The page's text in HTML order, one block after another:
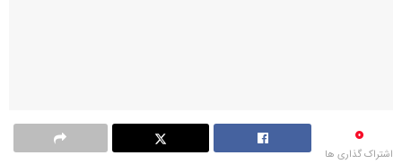
0
اشتراک گذاری ها